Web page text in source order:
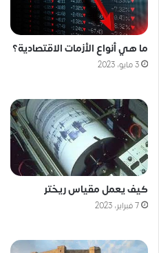
ما هي أنواع الأزمات الاقتصادية؟
3 مايو، 2023
كيف يعمل مقياس ريختر
7 فبراير، 2023